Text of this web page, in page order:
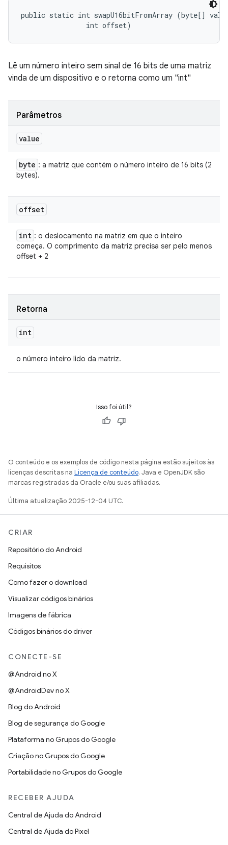
public static int swapU16bitFromArray (byte[]
                int offset)
Lê um número inteiro sem sinal de 16 bits de uma matriz
vinda de um dispositivo e o retorna como um "int"
Parâmetros
value
byte : a matriz que contém o número inteiro de 16 bits (2
bytes).
offset
int : o deslocamento na matriz em que o inteiro
começa. O comprimento da matriz precisa ser pelo menos
offset + 2
Retorna
int
o número inteiro lido da matriz.
Isso foi útil?
O conteúdo e os exemplos de código nesta página estão sujeitos às
licenças descritas na Licença de conteúdo. Java e OpenJDK são
marcas registradas da Oracle e/ou suas afiliadas.
Última atualização 2025-12-04 UTC.
CRIAR
Repositório do Android
Requisitos
Como fazer o download
Visualizar códigos binários
Imagens de fábrica
Códigos binários do driver
CONECTE-SE
@Android no X
@AndroidDev no X
Blog do Android
Blog de segurança do Google
Plataforma no Grupos do Google
Criação no Grupos do Google
Portabilidade no Grupos do Google
RECEBER AJUDA
Central de Ajuda do Android
Central de Ajuda do Pixel